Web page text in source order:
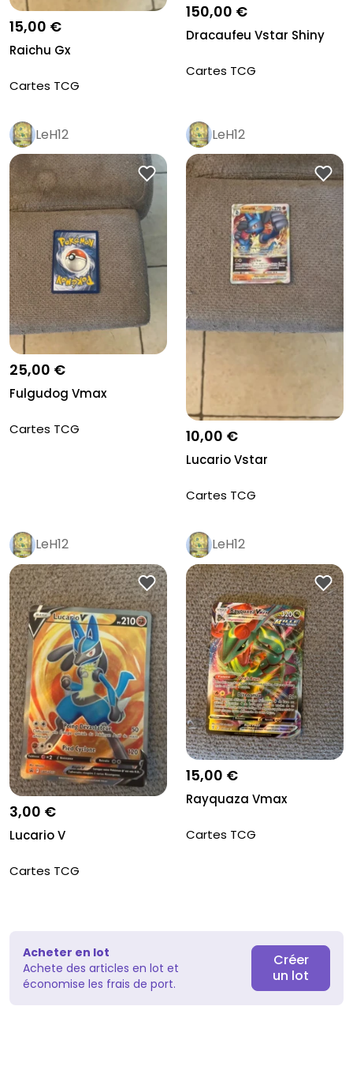
15,00 €
Raichu Gx
Cartes TCG
150,00 €
Dracaufeu Vstar Shiny
Cartes TCG
LeH12
25,00 €
Fulgudog Vmax
Cartes TCG
LeH12
10,00 €
Lucario Vstar
Cartes TCG
LeH12
3,00 €
Lucario V
Cartes TCG
LeH12
15,00 €
Rayquaza Vmax
Cartes TCG
Acheter en lot
Achete des articles en lot et
économise les frais de port.
Créer
un lot